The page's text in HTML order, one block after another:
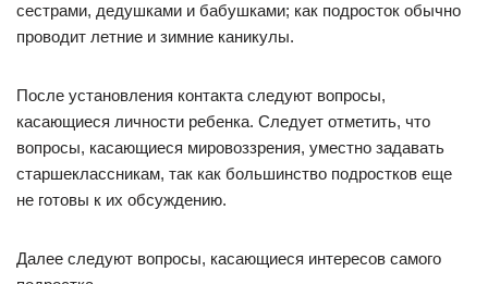
сестрами, дедушками и бабушками; как подросток обычно
проводит летние и зимние каникулы.
После установления контакта следуют вопросы,
касающиеся личности ребенка. Следует отметить, что
вопросы, касающиеся мировоззрения, уместно задавать
старшеклассникам, так как большинство подростков еще
не готовы к их обсуждению.
Далее следуют вопросы, касающиеся интересов самого